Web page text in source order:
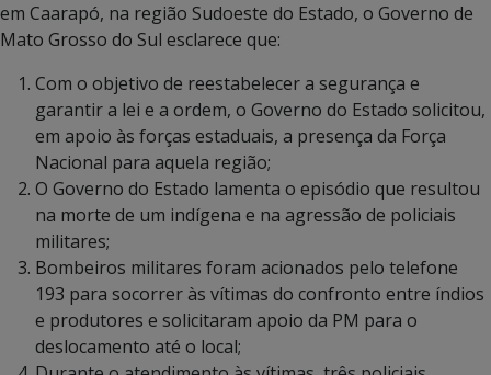
em Caarapó, na região Sudoeste do Estado, o Governo de
Mato Grosso do Sul esclarece que:
Com o objetivo de reestabelecer a segurança e
garantir a lei e a ordem, o Governo do Estado solicitou,
em apoio às forças estaduais, a presença da Força
Nacional para aquela região;
O Governo do Estado lamenta o episódio que resultou
na morte de um indígena e na agressão de policiais
militares;
Bombeiros militares foram acionados pelo telefone
193 para socorrer às vítimas do confronto entre índios
e produtores e solicitaram apoio da PM para o
deslocamento até o local;